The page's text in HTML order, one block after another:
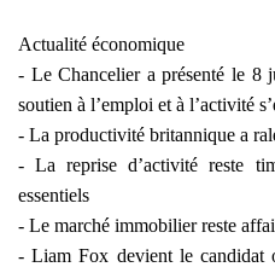
Actualité économique
- Le Chancelier a présenté le 8
soutien à l’emploi et à l’activité
- La productivité britannique a
- La reprise d’activité reste
essentiels
- Le marché immobilier reste
- Liam Fox devient le